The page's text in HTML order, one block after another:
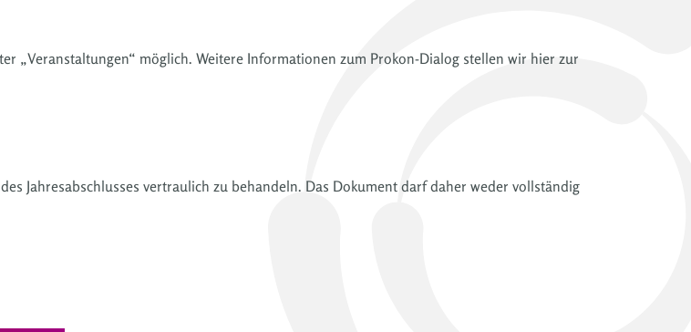
„Veranstaltungen“ möglich. Weitere Informationen zum Prokon-Dialog stellen wir hier zur
Jahresabschlusses vertraulich zu behandeln. Das Dokument darf daher weder vollständig